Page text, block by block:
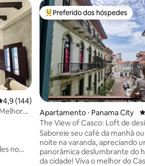
de uma avaliação média de 5, 144
4,9 (144)
no
Entre os melhores preferidos
Preferido dos hóspedes
Apartamento ⋅ Panama City
The View of Casco: Loft de
a melhor varanda
Saboreie seu café da manhã
noite na varanda, apreciando
panorâmica deslumbrante do
da cidade! ​Viva o melhor do